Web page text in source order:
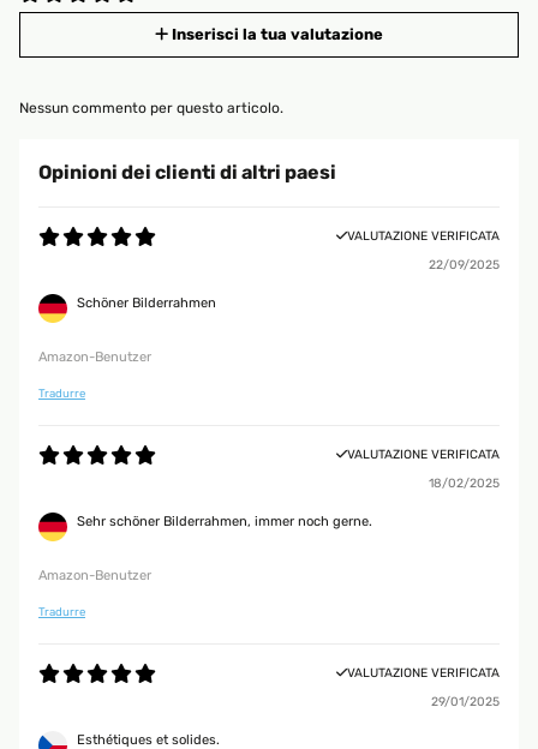
Inserisci la tua valutazione
Nessun commento per questo articolo.
Opinioni dei clienti di altri paesi
VALUTAZIONE VERIFICATA
22/09/2025
Schöner Bilderrahmen
Amazon-Benutzer
Tradurre
VALUTAZIONE VERIFICATA
18/02/2025
Sehr schöner Bilderrahmen, immer noch gerne.
Amazon-Benutzer
Tradurre
VALUTAZIONE VERIFICATA
29/01/2025
Esthétiques et solides.